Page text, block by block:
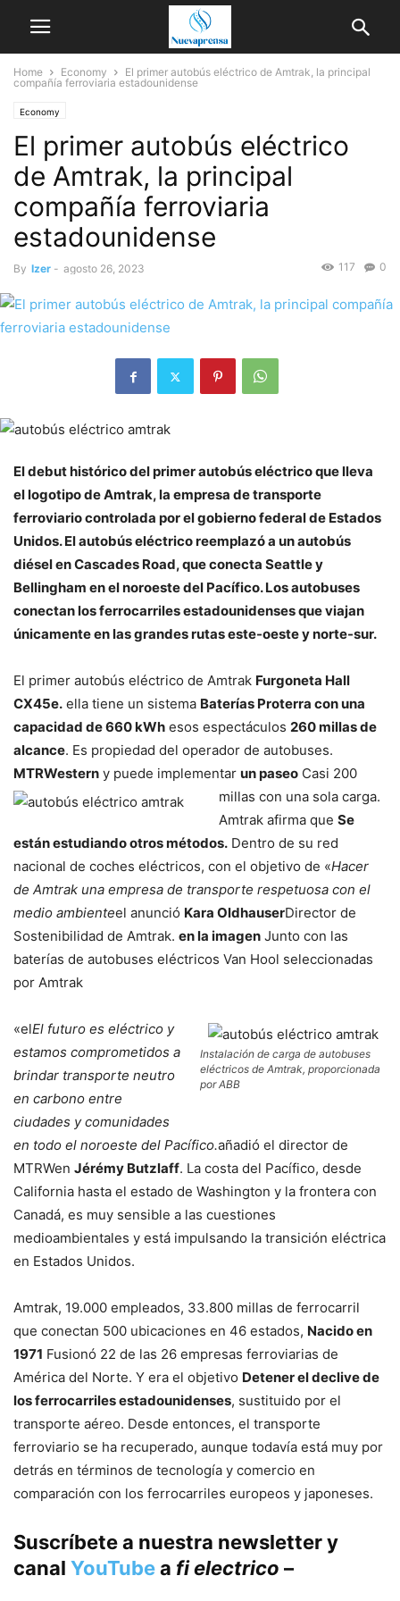
Home Economy
El primer autobús eléctrico de Amtrak, la principal
compañía ferroviaria estadounidense
Economy
El primer autobús eléctrico
de Amtrak, la principal
compañía ferroviaria
estadounidense
By Izer - agosto 26, 2023 0
117
El debut histórico del primer autobús eléctrico que lleva
el logotipo de Amtrak, la empresa de transporte
ferroviario controlada por el gobierno federal de Estados
Unidos. El autobús eléctrico reemplazó a un autobús
diésel en Cascades Road, que conecta Seattle y
Bellingham en el noroeste del Pacífico. Los autobuses
conectan los ferrocarriles estadounidenses que viajan
únicamente en las grandes rutas este-oeste y norte-sur.
El primer autobús eléctrico de Amtrak Furgoneta Hall
CX45e. ella tiene un sistema Baterías Proterra con una
capacidad de 660 kWh esos espectáculos 260 millas de
alcance. Es propiedad del operador de autobuses.
MTRWestern y puede implementar un paseo Casi 200
millas con una sola carga.
Amtrak afirma que Se
están estudiando otros métodos. Dentro de su red
nacional de coches eléctricos, con el objetivo de «Hacer
de Amtrak una empresa de transporte respetuosa con el
medio ambienteel anunció Kara OldhauserDirector de
Sostenibilidad de Amtrak. en la imagen Junto con las
baterías de autobuses eléctricos Van Hool seleccionadas
por Amtrak
Instalación de carga de autobuses
eléctricos de Amtrak, proporcionada
por ABB
«elEl futuro es eléctrico y
estamos comprometidos a
brindar transporte neutro
en carbono entre
ciudades y comunidades
en todo el noroeste del Pacífico.añadió el director de
MTRWen Jérémy Butzlaff. La costa del Pacífico, desde
California hasta el estado de Washington y la frontera con
Canadá, es muy sensible a las cuestiones
medioambientales y está impulsando la transición eléctrica
en Estados Unidos.
Amtrak, 19.000 empleados, 33.800 millas de ferrocarril
que conectan 500 ubicaciones en 46 estados, Nacido en
1971 Fusionó 22 de las 26 empresas ferroviarias de
América del Norte. Y era el objetivo Detener el declive de
los ferrocarriles estadounidenses, sustituido por el
transporte aéreo. Desde entonces, el transporte
ferroviario se ha recuperado, aunque todavía está muy por
detrás en términos de tecnología y comercio en
comparación con los ferrocarriles europeos y japoneses.
Suscríbete a nuestra newsletter y
canal YouTubea fi electrico –